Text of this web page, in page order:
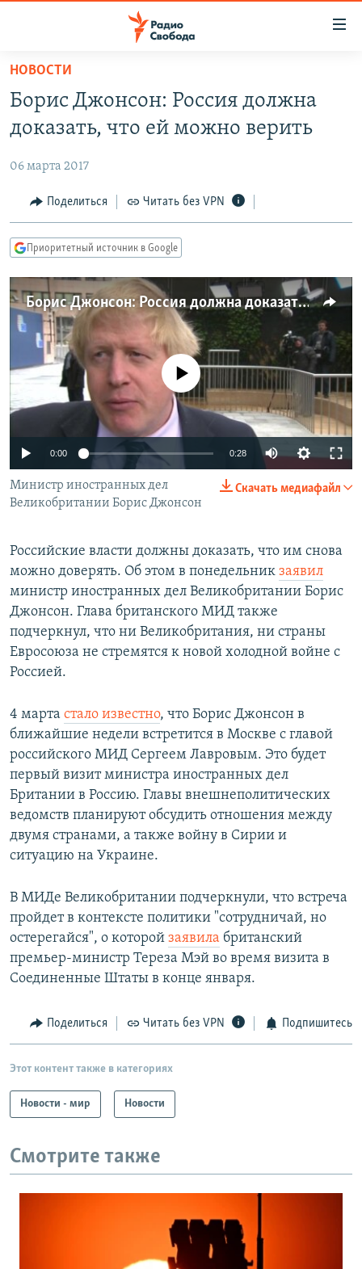
упрощенного
доступа
основному
Вернутся
главной
навигации
Вернутся
поиску
ПОДКАСТЫ
ЦИТАТЫ СВОБОДЫ
МНЕНИЯ
IDEL.РЕАЛИИ
КАВКАЗ.РЕАЛИИ
СЕВЕР.РЕАЛИИ
СИБИРЬ.РЕАЛИИ
РАСПИСАНИЕ ВЕЩАНИЯ
ПОДПИШИТЕСЬ НА РАССЫЛКУ
СОЦИАЛЬНЫЕ СЕТИ
Все сайты РСЕ/РС
НОВОСТИ
Борис Джонсон: Россия должна
доказать, что ей можно верить
06 марта 2017
Поделиться Читать без VPN
Приоритетный источник в Google
Борис Джонсон: Россия должна доказать, что ей можно верить
No media source currently available
0:00 0:28
Скачать медиафайл
Министр иностранных дел
Великобритании Борис Джонсон
Российские власти должны доказать, что им снова
можно доверять. Об этом в понедельник заявил
министр иностранных дел Великобритании Борис
Джонсон. Глава британского МИД также
подчеркнул, что ни Великобритания, ни страны
Евросоюза не стремятся к новой холодной войне с
Россией.
4 марта стало известно, что Борис Джонсон в
ближайшие недели встретится в Москве с главой
российского МИД Сергеем Лавровым. Это будет
первый визит министра иностранных дел
Британии в Россию. Главы внешнеполитических
ведомств планируют обсудить отношения между
двумя странами, а также войну в Сирии и
ситуацию на Украине.
В МИДе Великобритании подчеркнули, что встреча
пройдет в контексте политики "сотрудничай, но
остерегайся", о которой заявила британский
премьер-министр Тереза Мэй во время визита в
Соединенные Штаты в конце января.
Поделиться Читать без VPN Подпишитесь
Этот контент также в категориях
Новости - мир Новости
Смотрите также